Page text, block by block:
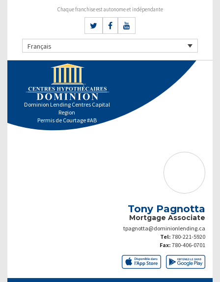
Chaque franchise est autonome et indépendante
Français
Dominion Lending Centres Capital
Region
Permis de Courtage #AB
Tony Pagnotta
Mortgage Associate
tpagnotta@dominionlending.ca
Tel: 780-221-5920
Fax: 780-406-0701